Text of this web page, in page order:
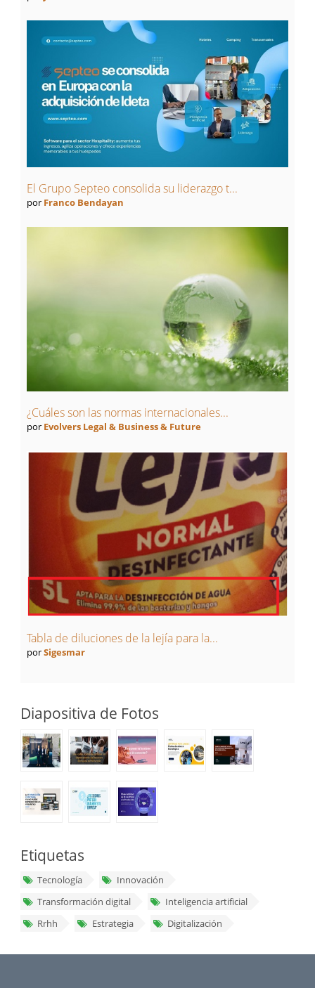
El Grupo Septeo consolida su liderazgo t...
por Franco Bendayan
¿Cuáles son las normas internacionales...
por Evolvers Legal & Business & Future
Tabla de diluciones de la lejía para la...
porSigesmar
Diapositiva de Fotos
Etiquetas
Tecnología
Innovación
Transformación digital
Inteligencia artificial
Rrhh
Estrategia Digitalización